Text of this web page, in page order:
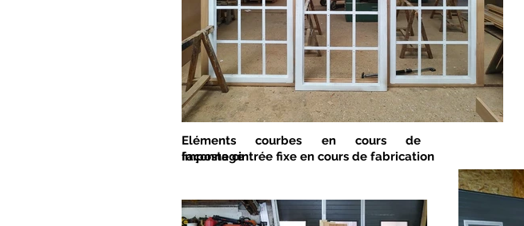
Imposte cintrée fixe en cours de fabrication
Eléments courbes en cours de
façonnage